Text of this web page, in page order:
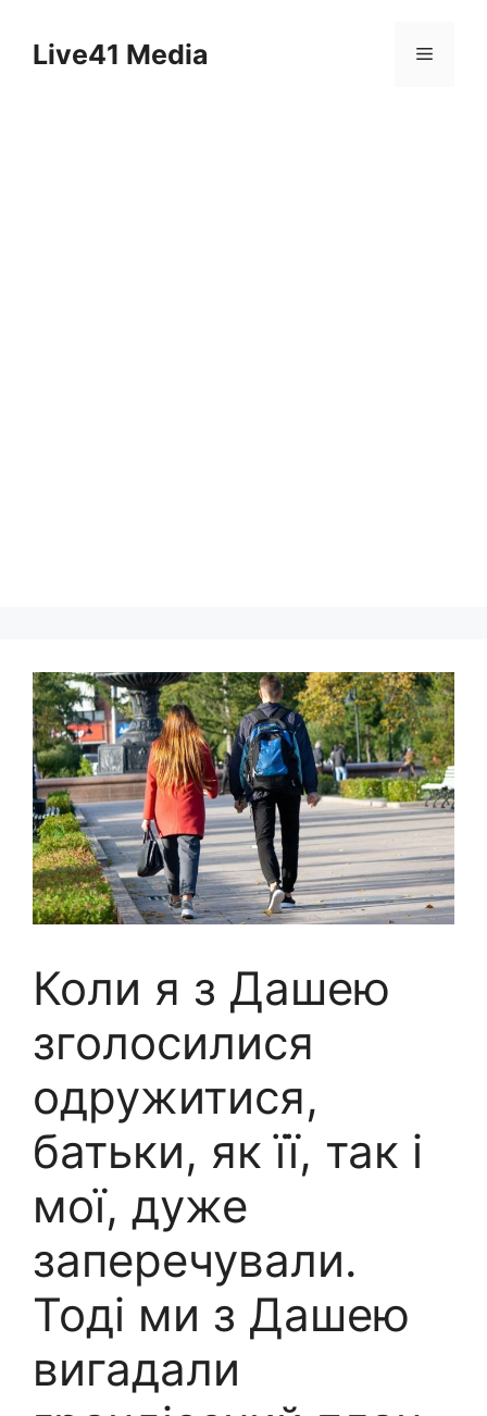
contentLive41 Media Menu
Коли я з Дашею
зголосилися
одружитися,
батьки, як її, так і
мої, дуже
заперечували.
Тоді ми з Дашею
вигадали